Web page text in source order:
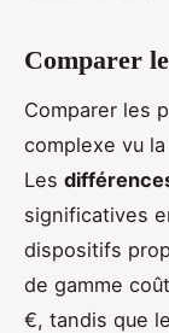
Comparer
Comparer les
complexe vu
Les
significatives
dispositifs
de gamme
€, tandis que